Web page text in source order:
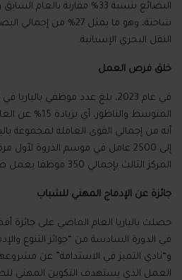
البضائع بنسبة 33% مقارنة بالعام
شاحنة، وهو ما يمثل 27%
من إجمالي
النقل البحري الإسبانية.
خلق فرص العمل
في عام 2023، بلغ عدد موظفي بالياريا
المتوسط والناظور، أي بزيادة 15% عن
أنه من إجمالي القوى العاملة لمجموعة
إلى 2500 عامل في موسم الذروة لأول
المركز الثالث بإجمالي 350 موظفا يعمل
جائزة عن الإدماج المهني للشباب
حصلت بالياريا العام الماضي على جائزة
في الدورة السادسة من “جوائز التنوع
و“نادي التميز في الاستدامة” عن
العمل الذي يستهدف التكوين المهني